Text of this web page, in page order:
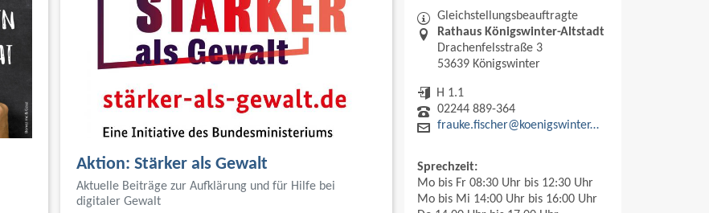
Aktion: Stärker als Gewalt
Aktuelle Beiträge zur Aufklärung und für Hilfe bei
digitaler Gewalt
Gleichstellungsbeauftragte
Rathaus Königswinter-Altstadt
Drachenfelsstraße 3
53639 Königswinter
H 1.1
02244 889-364
frauke.fischer@koenigswinter.de
Sprechzeit:
Mo bis Fr 08:30 Uhr bis 12:30 Uhr
Mo bis Mi 14:00 Uhr bis 16:00 Uhr